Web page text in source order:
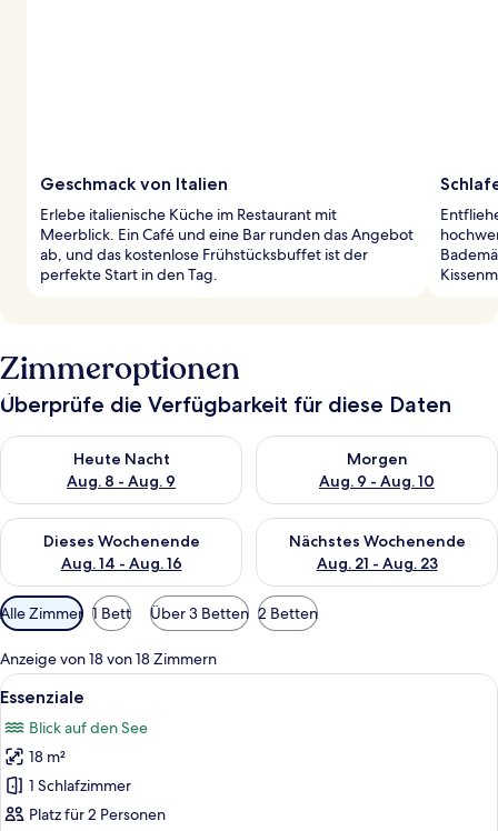
Geschmack von Italien
Erlebe italienische Küche im Restaurant mit
Meerblick. Ein Café und eine Bar runden das Angebot
ab, und das kostenlose Frühstücksbuffet ist der
perfekte Start in den Tag.
Zimmeroptionen
Überprüfe die Verfügbarkeit für diese Daten
Heute Nacht
Aug. 8 - Aug. 9
Überprüfe die Verfügbarkeit für heute Nacht, Aug. 8 - Aug. 9.
Morgen
Aug. 9 - Aug. 10
Überprüfe die Verfügbarkeit
Dieses Wochenende
Aug. 14 - Aug. 16
Überprüfe die Verfügbarkeit für dieses Wochenende, Aug. 14
Nächstes Wochenende
Aug. 21 - Aug. 23
Überprüfe die Verfügbarkeit
Verfügbare
Filter
für
Zimmer
Alle Zimmer 1 Bett Über 3 Betten 2 Betten
Anzeige von 18 von 18 Zimmern
Alle
Fotos
für
Essenziale
anzeigen
Eine Terrasse mit zwei
7
Essenziale
Blick auf den See
18 m²
1 Schlafzimmer
Platz für 2 Personen